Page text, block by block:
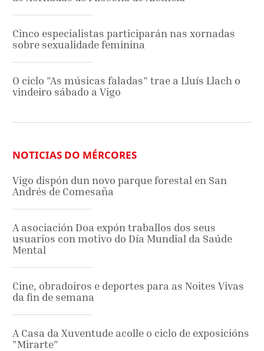
Cinco especialistas participarán nas xornadas
sobre sexualidade feminina
O ciclo ”As músicas faladas” trae a Lluís Llach o
vindeiro sábado a Vigo
NOTICIAS DO MÉRCORES
Vigo dispón dun novo parque forestal en San
Andrés de Comesaña
A asociación Doa expón traballos dos seus
usuarios con motivo do Día Mundial da Saúde
Mental
Cine, obradoiros e deportes para as Noites Vivas
da fin de semana
A Casa da Xuventude acolle o ciclo de exposicións
”Mirarte”